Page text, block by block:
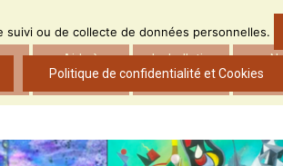
Aide à
l’insertion
Le bulletin
d’ADS
ou de collecte de données personnelles.
Politique de confidentialité et Cookies